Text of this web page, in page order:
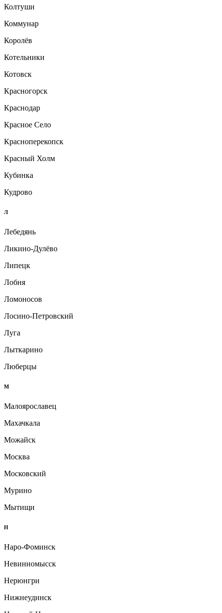
Колтуши
Коммунар
Королёв
Котельники
Котовск
Красногорск
Краснодар
Красное Село
Красноперекопск
Красный Холм
Кубинка
Кудрово
Л
Лебедянь
Ликино-Дулёво
Липецк
Лобня
Ломоносов
Лосино-Петровский
Луга
Лыткарино
Люберцы
М
Малоярославец
Махачкала
Можайск
Москва
Московский
Мурино
Мытищи
Н
Наро-Фоминск
Невинномысск
Нерюнгри
Нижнеудинск